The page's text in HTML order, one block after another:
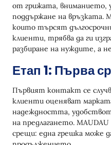
от грижата, вниманието,
поддържане на връзката.
които търсят
клиенти, трябва да ги
разбиране на нуждите, а
Етап 1: Първа
Първият контакт се
клиенти оценяват
надеждността,
на предлагането.
срещи: една грешка може